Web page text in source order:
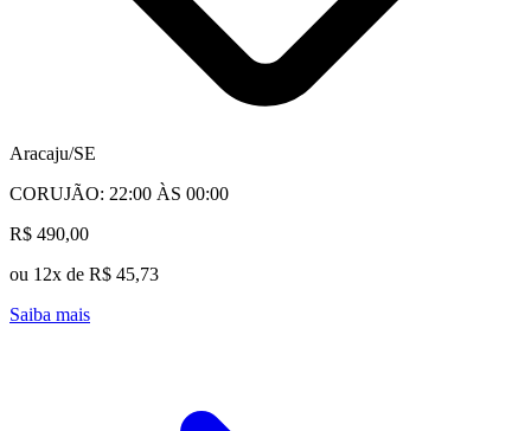
Aracaju/SE
CORUJÃO: 22:00 ÀS 00:00
R$ 490,00
ou 12x de R$ 45,73
Saiba mais